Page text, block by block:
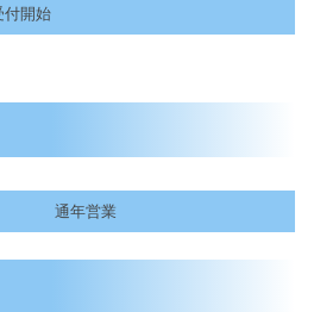
付開始
通年営業